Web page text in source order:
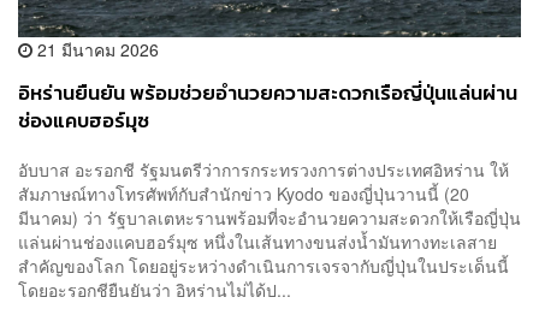
21 มีนาคม 2026
อิหร่านยืนยัน พร้อมช่วยอำนวยความสะดวกเรือญี่ปุ่นแล่นผ่าน
ช่องแคบฮอร์มุซ
อับบาส อะรอกชี รัฐมนตรีว่าการกระทรวงการต่างประเทศอิหร่าน ให้
สัมภาษณ์ทางโทรศัพท์กับสำนักข่าว Kyodo ของญี่ปุ่นวานนี้ (20
มีนาคม) ว่า รัฐบาลเตหะรานพร้อมที่จะอำนวยความสะดวกให้เรือญี่ปุ่น
แล่นผ่านช่องแคบฮอร์มุซ หนึ่งในเส้นทางขนส่งน้ำมันทางทะเลสาย
สำคัญของโลก โดยอยู่ระหว่างดำเนินการเจรจากับญี่ปุ่นในประเด็นนี้
โดยอะรอกชียืนยันว่า อิหร่านไม่ได้ป...